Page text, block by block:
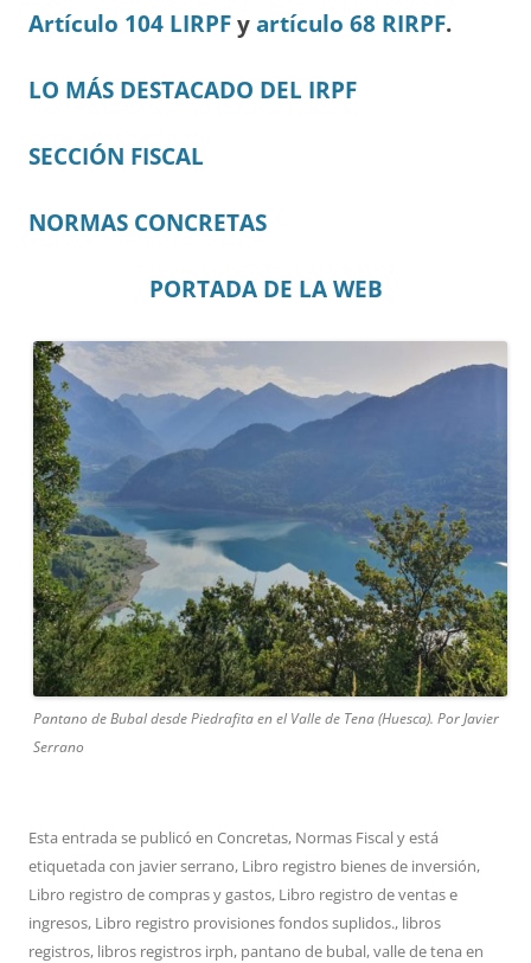
Artículo 104 LIRPF y artículo 68 RIRPF.
LO MÁS DESTACADO DEL IRPF
SECCIÓN FISCAL
NORMAS CONCRETAS
PORTADA DE LA WEB
Pantano de Bubal desde Piedrafita en el Valle de Tena (Huesca). Por Javier
Serrano
Esta entrada se publicó en Concretas, Normas Fiscaly está
etiquetada con javier serrano, Libro registro bienes de inversión,
Libro registro de compras y gastos, Libro registro de ventas e
ingresos, Libro registro provisiones fondos suplidos., libros
registros, libros registros irph, pantano de bubal,valle de tena en